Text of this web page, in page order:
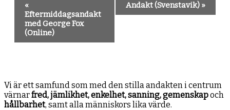
navigering
«
Eftermiddagsandakt
med George Fox
(Online)
Andakt (Svenstavik) »
Vi är ett samfund som med den stilla andakten i centrum
värnarfred, jämlikhet, enkelhet, sanning, gemenskapoch
hållbarhet, samt alla människors lika värde.